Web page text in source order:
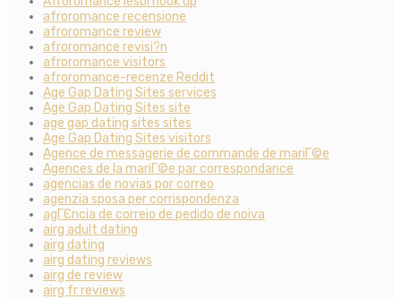
afroromance recensione
afroromance review
afroromance revisi?n
afroromance visitors
afroromance-recenze Reddit
Age Gap Dating Sites services
Age Gap Dating Sites site
age gap dating sites sites
Age Gap Dating Sites visitors
Agence de messagerie de commande de mariГ©e
Agences de la mariГ©e par correspondance
agencias de novias por correo
agenzia sposa per corrispondenza
agГЄncia de correio de pedido de noiva
airg adult dating
airg dating
airg dating reviews
airg de review
airg fr reviews